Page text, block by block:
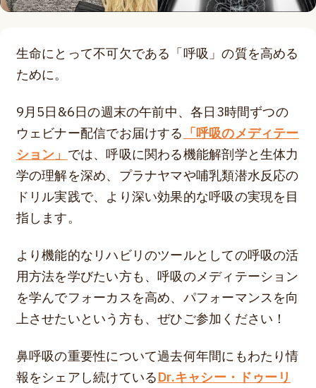
生命にとって不可欠である「呼吸」の質を高める
ために。
9月5日&6日の週末の午前中、各日3時間ずつの
ウェビナー配信でお届けする「呼吸のメディテー
ション」では、呼吸に関わる機能解剖学と生体力
学の理解を深め、プラナヤマや哺乳類潜水反応の
ドリル実践で、より深い効果的な呼吸の実現を目
指します。
より機能的なリハビリのツールとしての呼吸の活
用方法を学びたい方も、呼吸のメディテーション
を学んでフォーカスを高め、パフォーマンスを向
上させたいという方も、ぜひご参加ください！
鼻呼吸の重要性について過去何年間にもわたり情
報をシェアし続けているDr.キャシー・ドゥーリ